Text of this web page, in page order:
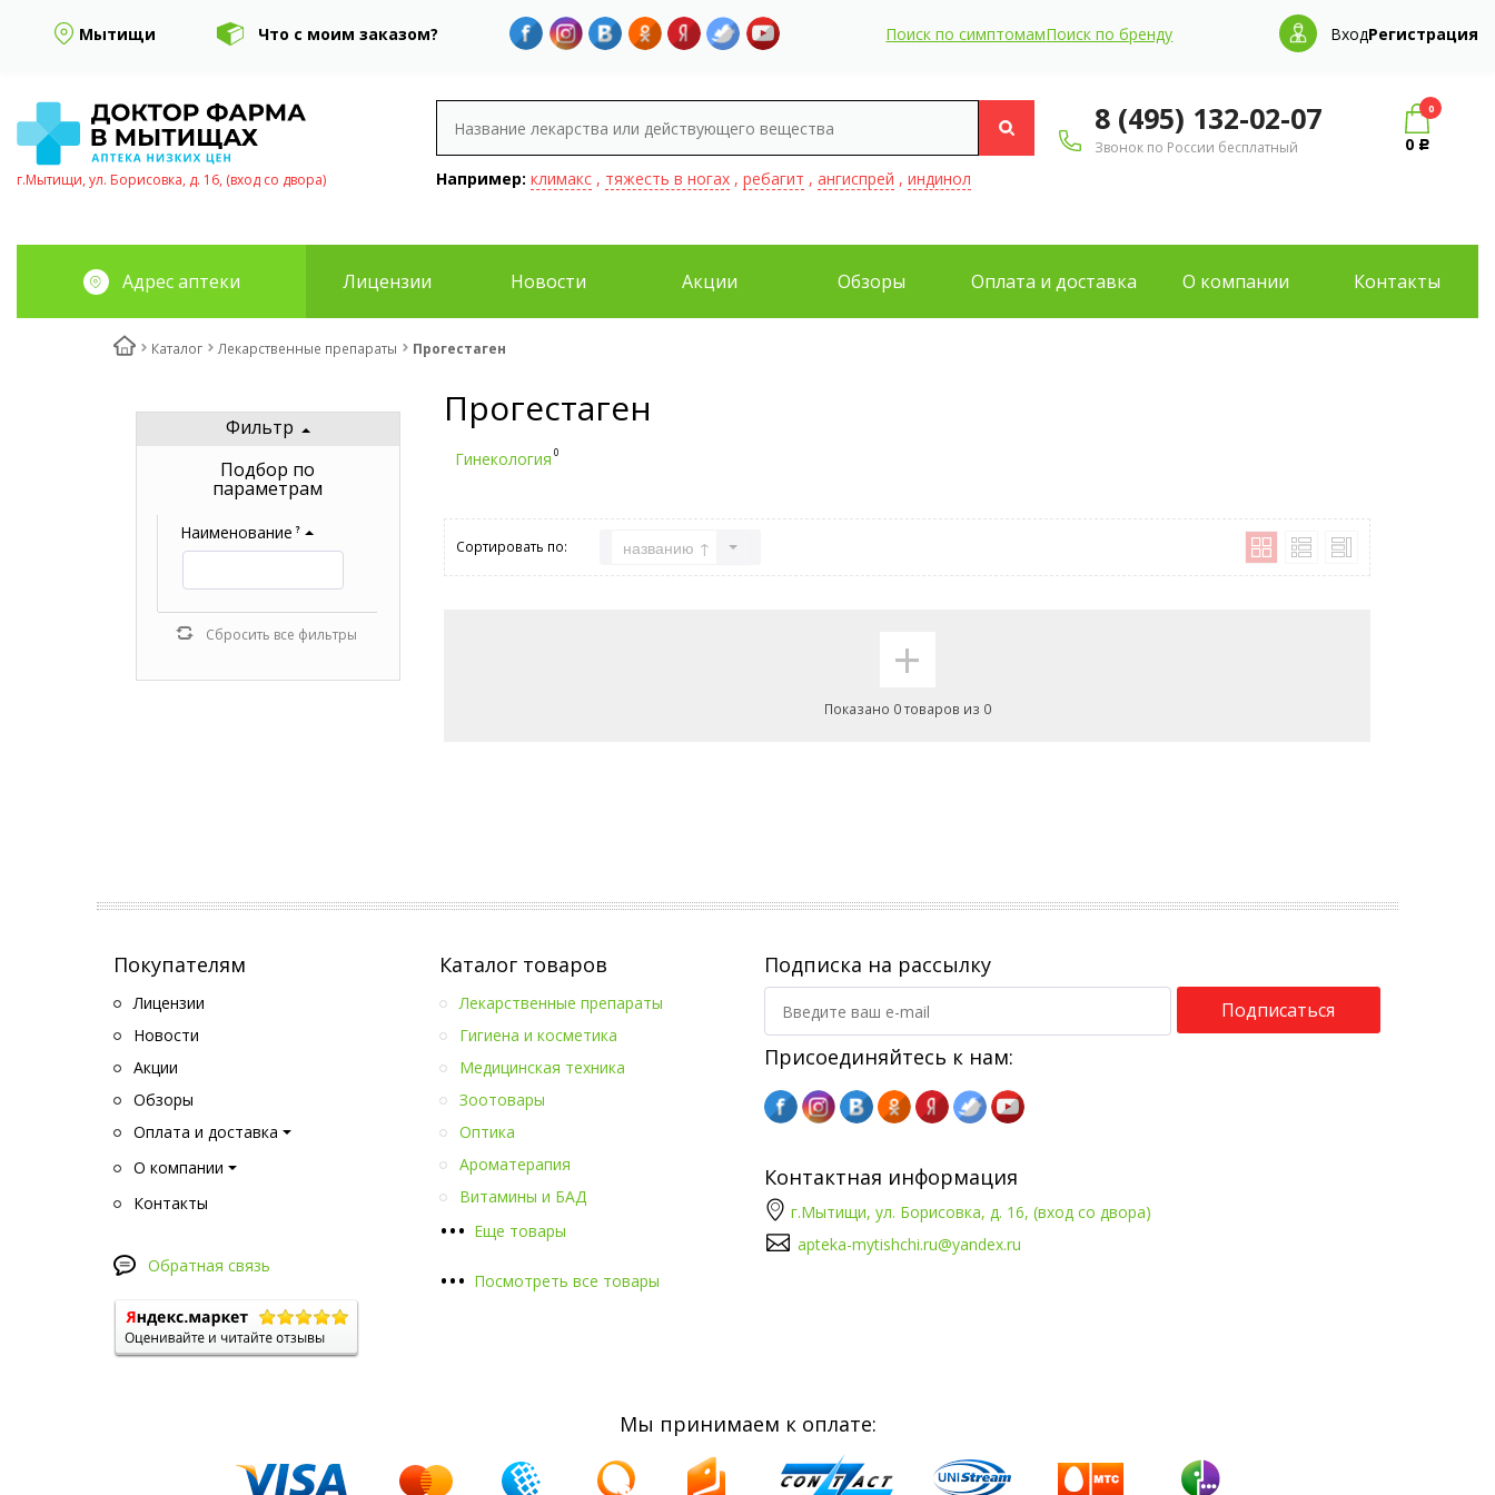
Мытищи Что с моим заказом? Поиск по симптомамПоиск по бренду ВходРегистрация
г.Мытищи, ул. Борисовка, д. 16, (вход со двора) Например: климакс, тяжесть в ногах, ребагит , ангиспрей , индинол
8 (495) 132-02-07
Звонок по России бесплатный
0
0 Р
Адрес аптеки Лицензии Новости Акции Обзоры Оплата и доставка О компании Контакты
Каталог Лекарственные препараты Прогестаген
Фильтр
Подбор по
параметрам
Наименование ?
Сбросить все фильтры
Прогестаген
Гинекология 0
Сортировать по: названию ↑
+
Показано 0 товаров из 0
Покупателям
Лицензии
Новости
Акции
Обзоры
Оплата и доставка
О компании
Контакты
Обратная связь
Каталог товаров
••• Еще товары
Лекарственные препараты
Гигиена и косметика
Медицинская техника
Зоотовары
Оптика
Ароматерапия
Витамины и БАД
••• Посмотреть все товары
Подписка на рассылку
Подписаться
Присоединяйтесь к нам:
Контактная информация
г.Мытищи, ул. Борисовка, д. 16, (вход со двора)
apteka-mytishchi.ru@yandex.ru
Мы принимаем к оплате: